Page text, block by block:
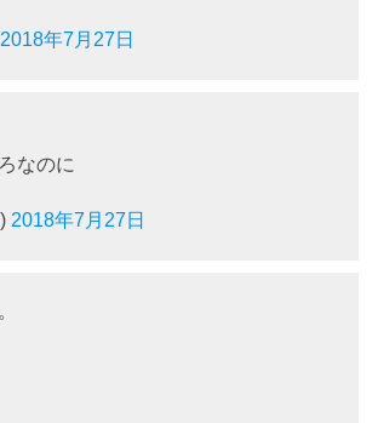
2018年7月27日
なのに
2018年7月27日